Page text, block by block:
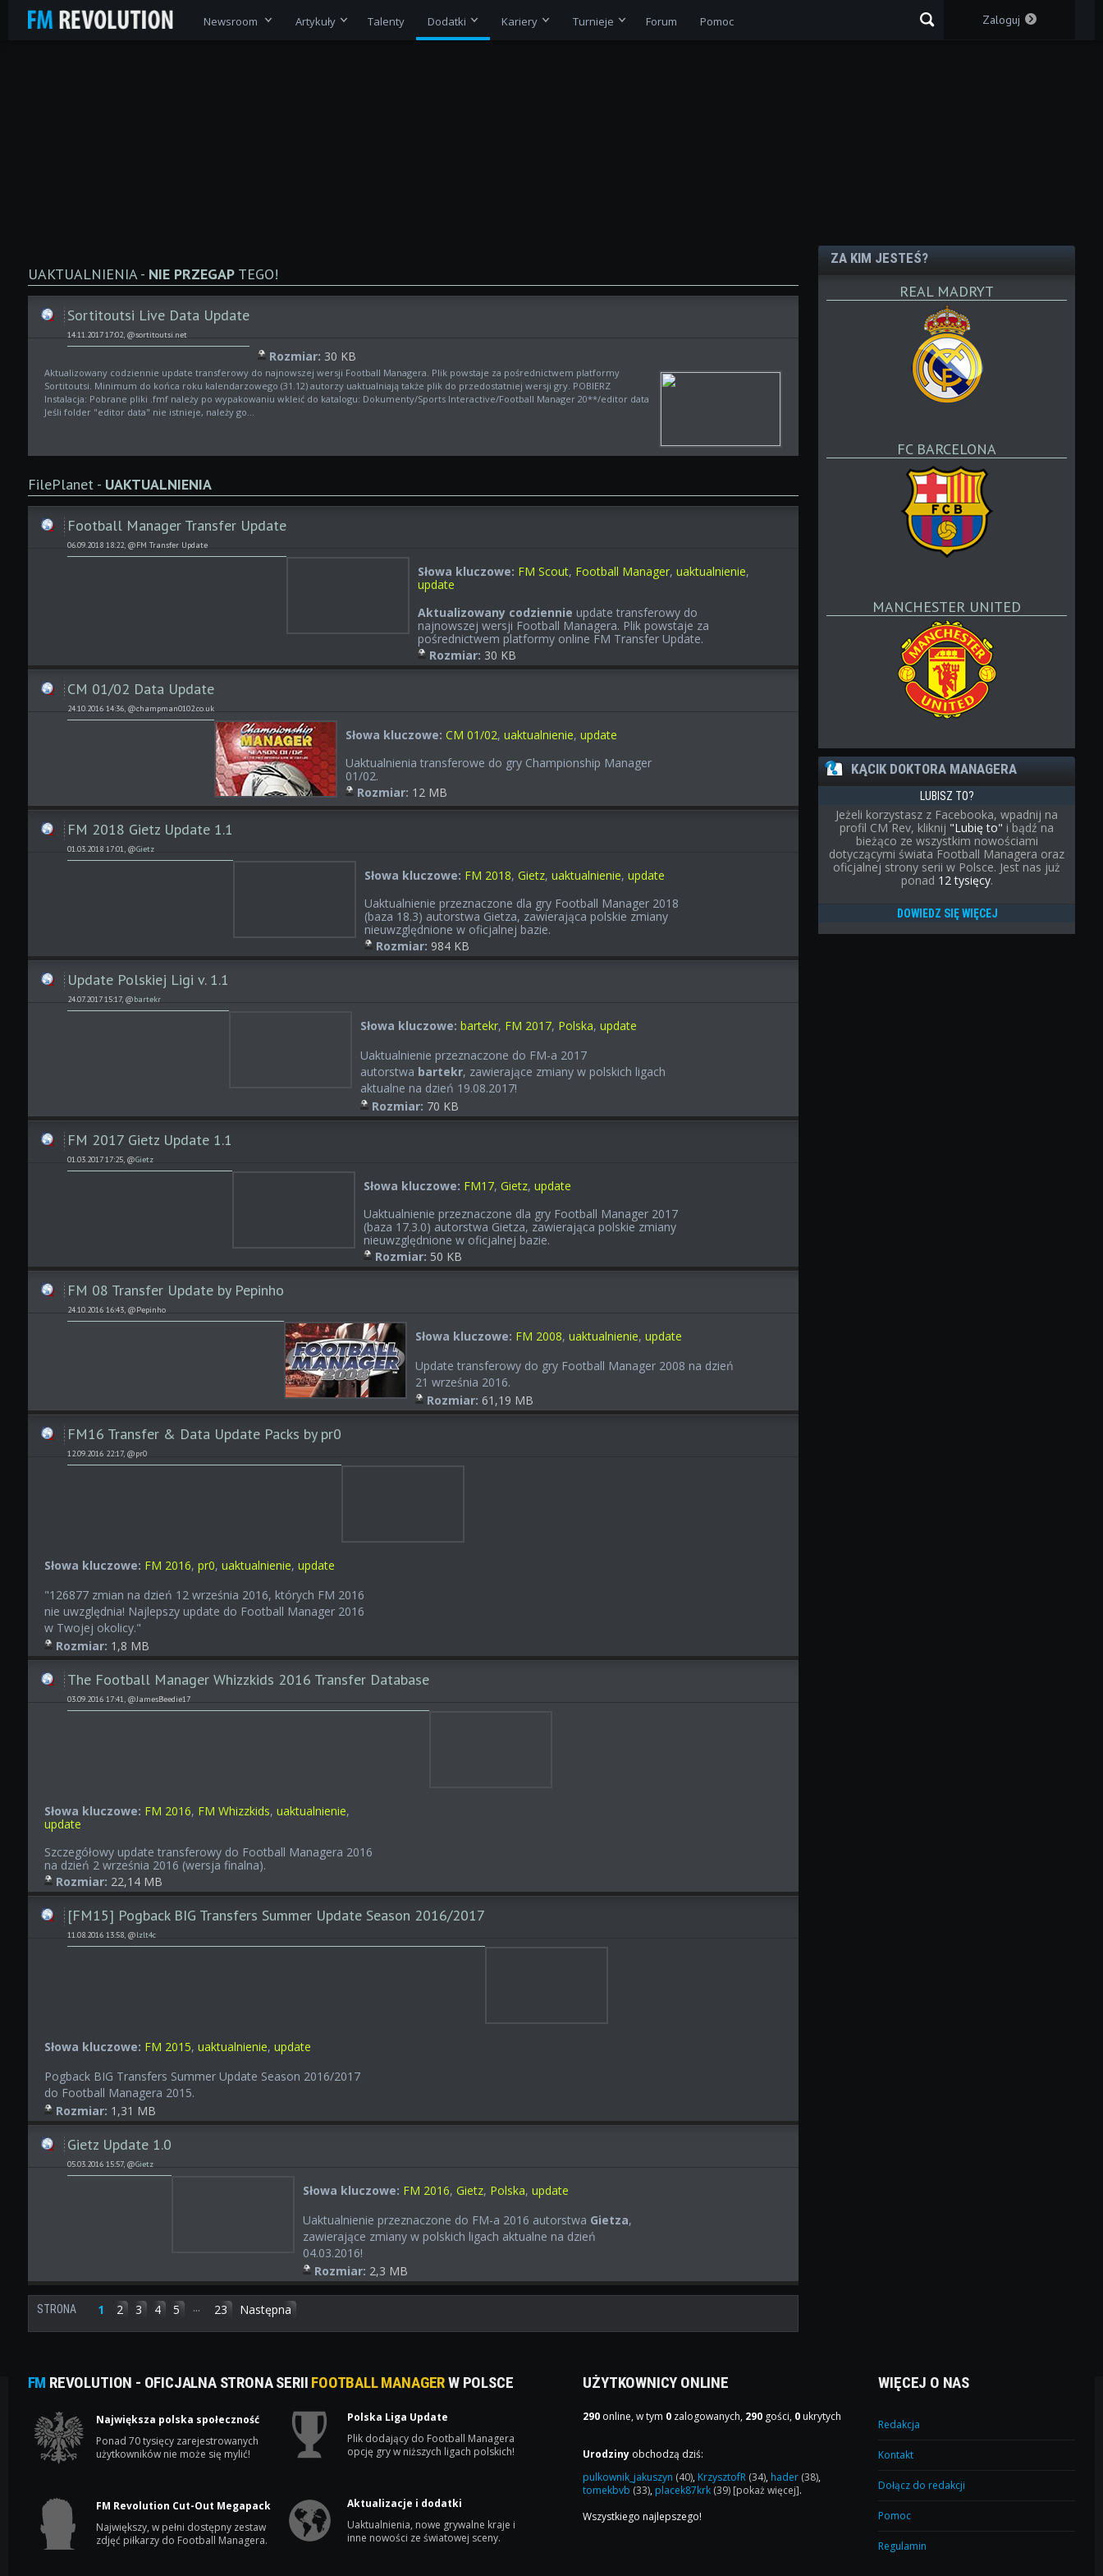
Newsroom Artykuły Talenty Dodatki Kariery Turnieje Forum Pomoc Zaloguj
UAKTUALNIENIA - NIE PRZEGAPTEGO!
Sortitoutsi Live Data Update
14.11.2017 17:02, @sortitoutsi.net
Rozmiar: 30 KB
Aktualizowany codziennie update transferowy do najnowszej wersji Football Managera. Plik powstaje za pośrednictwem platformy
Sortitoutsi. Minimum do końca roku kalendarzowego (31.12) autorzy uaktualniają także plik do przedostatniej wersji gry. POBIERZ
Instalacja: Pobrane pliki .fmf należy po wypakowaniu wkleić do katalogu: Dokumenty/Sports Interactive/Football Manager 20**/editor data
Jeśli folder "editor data" nie istnieje, należy go...
FilePlanet - UAKTUALNIENIA
Football Manager Transfer Update
06.09.2018 18:22, @FM Transfer Update
Słowa kluczowe: FM Scout, Football Manager, uaktualnienie,
update
Aktualizowany codziennie update transferowy do
najnowszej wersji Football Managera. Plik powstaje za
pośrednictwem platformy online FM Transfer Update.
Rozmiar: 30 KB
CM 01/02 Data Update
24.10.2016 14:36, @champman0102.co.uk
Słowa kluczowe: CM 01/02, uaktualnienie, update
Uaktualnienia transferowe do gry Championship Manager
01/02.
Rozmiar: 12 MB
FM 2018 Gietz Update 1.1
01.03.2018 17:01, @Gietz
Słowa kluczowe: FM 2018, Gietz, uaktualnienie, update
Uaktualnienie przeznaczone dla gry Football Manager 2018
(baza 18.3) autorstwa Gietza, zawierająca polskie zmiany
nieuwzględnione w oficjalnej bazie.
Rozmiar: 984 KB
Update Polskiej Ligi v. 1.1
24.07.2017 15:17, @bartekr
Słowa kluczowe: bartekr, FM 2017, Polska, update
Uaktualnienie przeznaczone do FM-a 2017
autorstwa bartekr, zawierające zmiany w polskich ligach
aktualne na dzień 19.08.2017!
Rozmiar: 70 KB
FM 2017 Gietz Update 1.1
01.03.2017 17:25, @Gietz
Słowa kluczowe: FM17, Gietz, update
Uaktualnienie przeznaczone dla gry Football Manager 2017
(baza 17.3.0) autorstwa Gietza, zawierająca polskie zmiany
nieuwzględnione w oficjalnej bazie.
Rozmiar: 50 KB
FM 08 Transfer Update by Pepinho
24.10.2016 16:43, @Pepinho
Słowa kluczowe: FM 2008, uaktualnienie, update
Update transferowy do gry Football Manager 2008 na dzień
21 września 2016.
Rozmiar: 61,19 MB
FM16 Transfer & Data Update Packs by pr0
12.09.2016 22:17, @pr0
Słowa kluczowe: FM 2016, pr0, uaktualnienie, update
"126877zmian na dzień 12 września 2016, których FM 2016
nie uwzględnia! Najlepszy update do Football Manager 2016
w Twojej okolicy."
Rozmiar: 1,8 MB
The Football Manager Whizzkids 2016 Transfer Database
03.09.2016 17:41, @JamesBeedie17
Słowa kluczowe: FM 2016, FM Whizzkids, uaktualnienie,
update
Szczegółowy update transferowy do Football Managera 2016
na dzień 2 września 2016 (wersja finalna).
Rozmiar: 22,14 MB
[FM15] Pogback BIG Transfers Summer Update Season 2016/2017
11.08.2016 13:58, @lzlt4c
Słowa kluczowe: FM 2015, uaktualnienie, update
Pogback BIG Transfers Summer Update Season 2016/2017
do Football Managera 2015.
Rozmiar: 1,31 MB
Gietz Update 1.0
05.03.2016 15:57, @Gietz
Słowa kluczowe: FM 2016, Gietz, Polska, update
Uaktualnienie przeznaczone do FM-a 2016 autorstwa Gietza,
zawierające zmiany w polskich ligach aktualne na dzień
04.03.2016!
Rozmiar: 2,3 MB
STRONA 1 2 3 4 5 ... 23 Następna
ZA KIM JESTEŚ?
REAL MADRYT
FC BARCELONA
MANCHESTER UNITED
KĄCIK DOKTORA MANAGERA
LUBISZ TO?
Jeżeli korzystasz z Facebooka, wpadnij na
profil CM Rev, kliknij "Lubię to" i bądź na
bieżąco ze wszystkim nowościami
dotyczącymi świata Football Managera oraz
oficjalnej strony serii w Polsce. Jest nas już
ponad 12 tysięcy.
DOWIEDZ SIĘ WIĘCEJ
FM REVOLUTION - OFICJALNA STRONA SERII FOOTBALL MANAGERW POLSCE
Największa polska społeczność
Ponad 70 tysięcy zarejestrowanych
użytkowników nie może się mylić!
Polska Liga Update
Plik dodający do Football Managera
opcję gry w niższych ligach polskich!
FM Revolution Cut-Out Megapack
Największy, w pełni dostępny zestaw
zdjęć piłkarzy do Football Managera.
Aktualizacje i dodatki
Uaktualnienia, nowe grywalne kraje i
inne nowości ze światowej sceny.
UŻYTKOWNICY ONLINE
290 online, w tym 0 zalogowanych, 290 gości, 0 ukrytych
Urodziny obchodzą dziś:
pulkownik_jakuszyn (40), KrzysztofR (34), hader (38),
tomekbvb (33), placek87krk (39) [pokaż więcej].
Wszystkiego najlepszego!
WIĘCEJ O NAS
Redakcja
Kontakt
Dołącz do redakcji
Pomoc
Regulamin